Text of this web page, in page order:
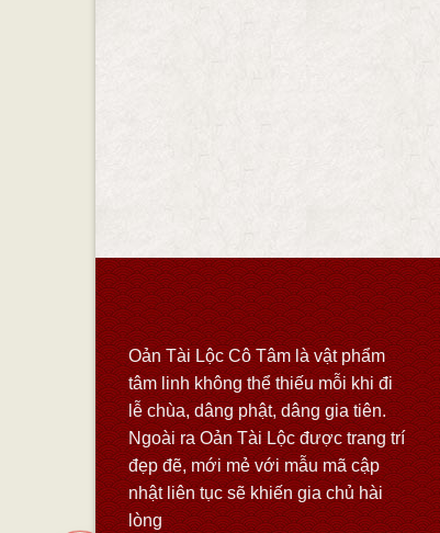
Oản Tài Lộc Cô Tâm là vật phẩm
tâm linh không thể thiếu mỗi khi đi
lễ chùa, dâng phật, dâng gia tiên.
Ngoài ra Oản Tài Lộc được trang trí
đẹp đẽ, mới mẻ với mẫu mã cập
nhật liên tục sẽ khiến gia chủ hài
lòng